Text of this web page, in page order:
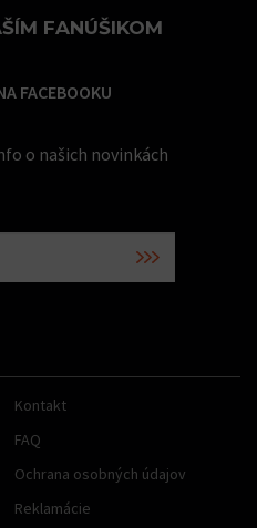
FANÚŠIKOM
FACEBOOKU
o našich novinkách
Kontakt
FAQ
Ochrana osobných údajov
Reklamácie